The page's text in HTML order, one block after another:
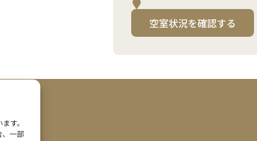
す。
、一部
空室状況を確認する